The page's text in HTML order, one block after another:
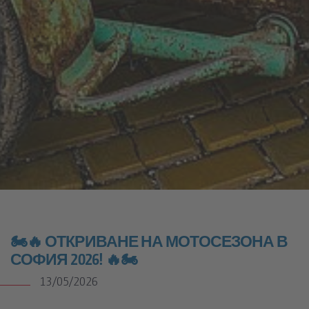
🏍️🔥 ОТКРИВАНЕ НА МОТОСЕЗОНА В
СОФИЯ 2026! 🔥🏍️
13/05/2026